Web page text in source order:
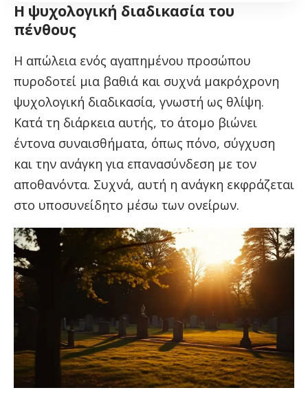
Η ψυχολογική διαδικασία του
πένθους
Η απώλεια ενός αγαπημένου προσώπου
πυροδοτεί μια βαθιά και συχνά μακρόχρονη
ψυχολογική διαδικασία, γνωστή ως θλίψη.
Κατά τη διάρκεια αυτής, το άτομο βιώνει
έντονα συναισθήματα, όπως πόνο, σύγχυση
και την ανάγκη για επανασύνδεση με τον
αποθανόντα. Συχνά, αυτή η ανάγκη εκφράζεται
στο υποσυνείδητο μέσω των ονείρων.